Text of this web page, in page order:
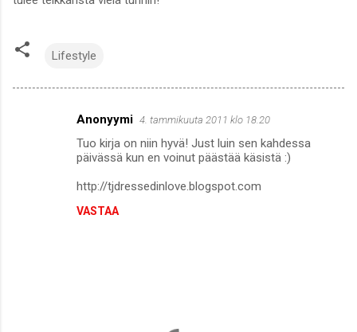
Lifestyle
Anonyymi 4. tammikuuta 2011 klo 18.20
Tuo kirja on niin hyvä! Just luin sen kahdessa
päivässä kun en voinut päästää käsistä :)
http://tjdressedinlove.blogspot.com
VASTAA